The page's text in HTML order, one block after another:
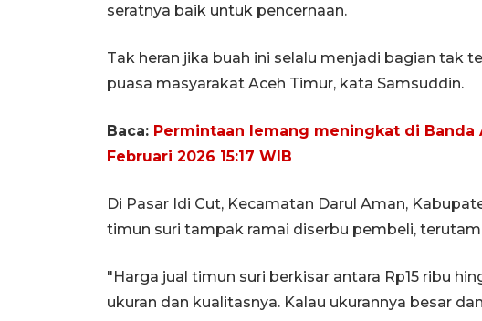
seratnya baik untuk pencernaan.
Tak heran jika buah ini selalu menjadi bagian tak
puasa masyarakat Aceh Timur, kata Samsuddin.
Baca: Permintaan lemang meningkat di Banda
Februari 2026 15:17 WIB
Di Pasar Idi Cut, Kecamatan Darul Aman,
timun suri tampak ramai diserbu pembeli,
"Harga jual timun suri berkisar antara Rp15 ribu
ukuran dan kualitasnya. Kalau ukurannya besar